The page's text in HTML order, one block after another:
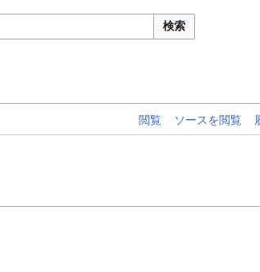
検索
閲覧 ソースを閲覧